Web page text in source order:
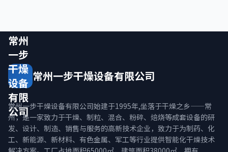
常州
一步
干燥
设备
有限
公司
常州一步干燥设备有限公司
常州一步干燥设备有限公司始建于1995年,坐落于干燥之乡——常
州，是一家致力于干燥、制粒、混合、粉碎、焙烧等成套设备的研
发、设计、制造、销售与服务的高新技术企业，致力于为制药、化
工、新能源、新材料、有色金属、军工等行业提供智能化干燥技术